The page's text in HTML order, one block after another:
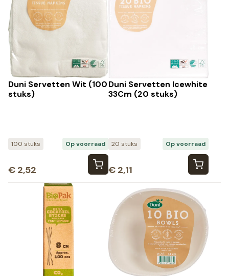
Duni Servetten Wit (100
stuks)
100 stuks Op voorraad
€ 2,52
Duni Servetten Icewhite
33Cm (20 stuks)
20 stuks Op voorraad
€ 2,11